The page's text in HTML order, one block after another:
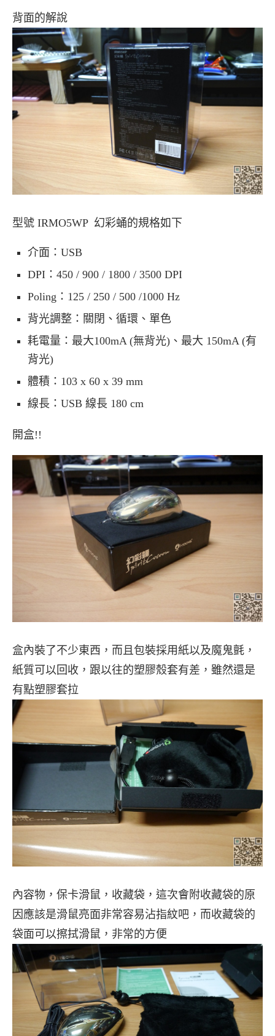
背面的解說
型號 IRMO5WP 幻彩蛹的規格如下
介面：USB
DPI：450 / 900 / 1800 / 3500 DPI
Poling：125 / 250 / 500 /1000 Hz
背光調整：關閉、循環、單色
耗電量：最大100mA (無背光)、最大 150mA (有
背光)
體積：103 x 60 x 39 mm
線長：USB 線長 180 cm
開盒!!
盒內裝了不少東西，而且包裝採用紙以及魔鬼氈，
紙質可以回收，跟以往的塑膠殼套有差，雖然還是
有點塑膠套拉
內容物，保卡滑鼠，收藏袋，這次會附收藏袋的原
因應該是滑鼠亮面非常容易沾指紋吧，而收藏袋的
袋面可以擦拭滑鼠，非常的方便